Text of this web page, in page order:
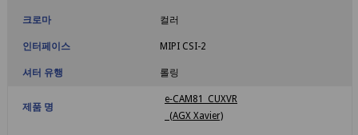
크로마 컬러
인터페이스 MIPI CSI-2
셔터 유행 롤링
제품 명
e‑CAM81_CUXVR
(AGX Xavier)